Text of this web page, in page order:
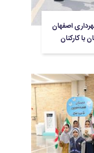
اصفهان
با کارکنان
نو